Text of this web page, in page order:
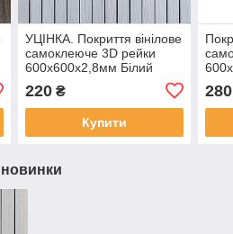
УЦІНКА. Покриття вінілове
самоклеюче 3D рейки
600х600х2,8мм Білий
220₴
Купити
280
новинки